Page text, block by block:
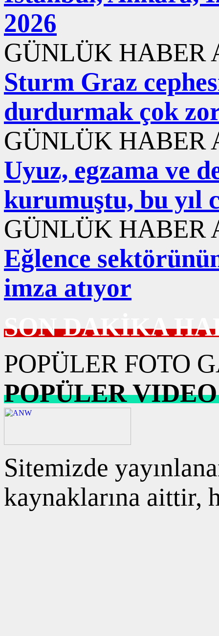
2026
GÜNLÜK HABER
Sturm Graz
durdurmak çok
GÜNLÜK HABER
Uyuz, egzama ve
kurumuştu, bu yıl
GÜNLÜK HABER
Eğlence
imza atıyor
SON DAKİKA
POPÜLER FOTO
POPÜLER
Sitemizde
kaynaklarına aittir,